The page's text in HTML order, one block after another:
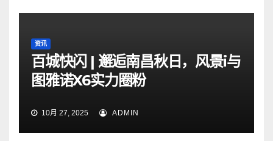
资讯
百城快闪 | 邂逅南昌秋日，风景i与
图雅诺X6实力圈粉
10月 27, 2025 ADMIN